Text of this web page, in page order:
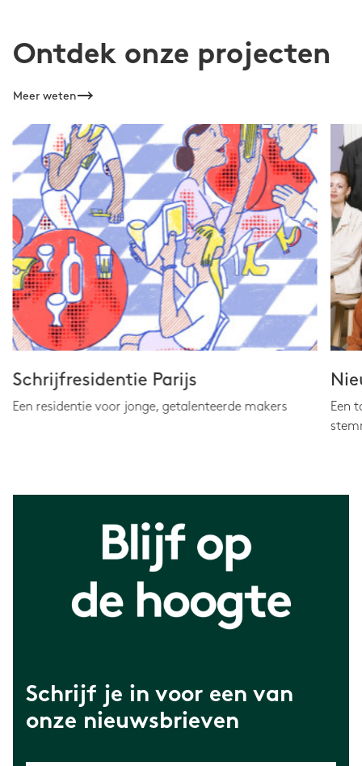
Ontdek onze projecten
Meer weten
Schrijfresidentie Parijs
Een residentie voor jonge, getalenteerde makers
Een
Schrijf je in voor een van
onze nieuwsbrieven